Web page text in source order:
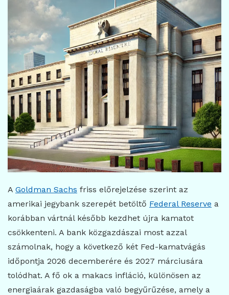
A Goldman Sachs friss előrejelzése szerint az
amerikai jegybank szerepét betöltő Federal Reserve a
korábban vártnál később kezdhet újra kamatot
csökkenteni. A bank közgazdászai most azzal
számolnak, hogy a következő két Fed-kamatvágás
időpontja 2026 decemberére és 2027 márciusára
tolódhat. A fő ok a makacs infláció, különösen az
energiaárak gazdaságba való begyűrűzése, amely a